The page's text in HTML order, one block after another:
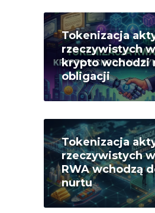
Tokenizacja
rzeczywistych
krypto wchodzi
obligacji
Tokenizacja
rzeczywistych
RWA wchodzą
nurtu